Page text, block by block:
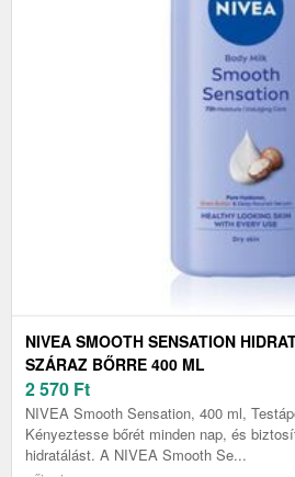
NIVEA SMOOTH SENSATION
SZÁRAZ BŐRRE 400 ML
2 570 Ft
NIVEA Smooth Sensation, 400 ml,
Kényeztesse bőrét minden nap, és
hidratálást. A NIVEA Smooth Se...